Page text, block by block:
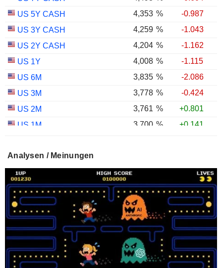
US 5Y CASH
4,353 %
-0.987
US 3Y CASH
4,259 %
-1.043
US 2Y CASH
4,204 %
-1.162
US 1Y
4,008 %
-1.115
US 6M
3,835 %
-2.086
US 3M
3,778 %
-0.424
US 2M
3,761 %
+0.801
US 1M
3,700 %
+0.141
US 10Y INFLATION INDEXED
US 5Y INFLATION INDEXED
+2.034
Analysen / Meinungen